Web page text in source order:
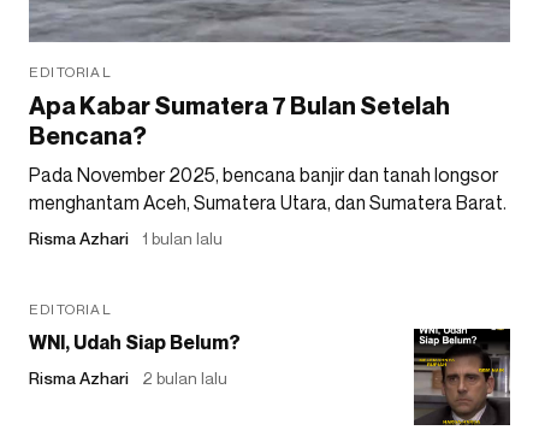
EDITORIAL
Apa Kabar Sumatera 7 Bulan Setelah
Bencana?
Pada November 2025, bencana banjir dan tanah longsor
menghantam Aceh, Sumatera Utara, dan Sumatera Barat.
Risma Azhari 1 bulan lalu
EDITORIAL
WNI, Udah Siap Belum?
Risma Azhari 2 bulan lalu